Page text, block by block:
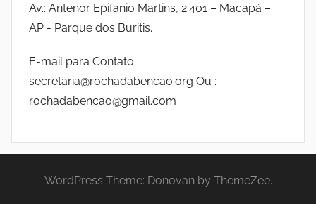
Av.: Antenor Epifanio Martins, 2.401 – Macapá –
AP - Parque dos Buritis.
E-mail para Contato:
secretaria@rochadabencao.org Ou :
rochadabencao@gmail.com
WordPress Theme: Donovan by ThemeZee.